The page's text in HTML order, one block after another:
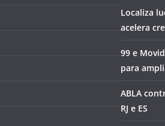
Localiza
acelera
99 e
para
ABLA
RJ e ES